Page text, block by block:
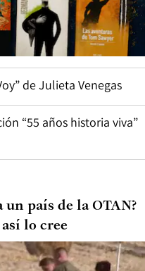
de Julieta Venegas
“55 años historia viva”
un país de la OTAN?
lo cree